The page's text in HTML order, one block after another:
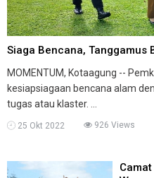
Siaga Bencana, Tanggamus
MOMENTUM, Kotaagung --
kesiapsiagaan bencana alam
tugas atau klaster. ...
25 Okt 2022 926 Views